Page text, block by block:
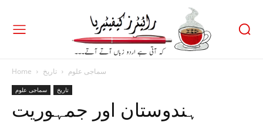
Home سماجی علوم تاریخ
سماجی علوم تاریخ
ہندوستان اور جمہوریت